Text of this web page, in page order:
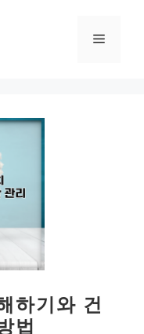
메
하기와 건
법